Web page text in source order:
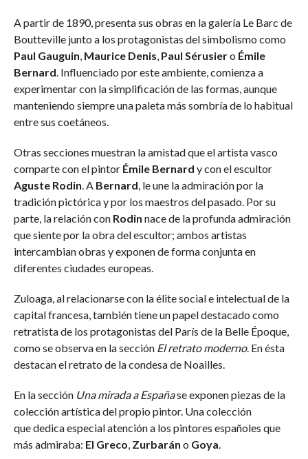
A partir de 1890, presenta sus obras en la galería Le Barc de
Boutteville junto a los protagonistas del simbolismo como
Paul Gauguin, Maurice Denis, Paul Sérusiero Émile
Bernard. Influenciado por este ambiente, comienza a
experimentar con la simplificación de las formas, aunque
manteniendo siempre una paleta más sombría de lo habitual
entre sus coetáneos.
Otras secciones muestran la amistad que el artista vasco
comparte con el pintor Émile Bernard y con el escultor
Aguste Rodin. A Bernard, le une la admiración por la
tradición pictórica y por los maestros del pasado. Por su
parte, la relación con Rodin nace de la profunda admiración
que siente por la obra del escultor; ambos artistas
intercambian obras y exponen de forma conjunta en
diferentes ciudades europeas.
Zuloaga, al relacionarse con la élite social e intelectual de la
capital francesa, también tiene un papel destacado como
retratista de los protagonistas del París de la Belle Époque,
como se observa en la sección El retrato moderno. En ésta
destacan el retrato de la condesa de Noailles.
En la sección Una mirada a Españase exponen piezas de la
colección artística del propio pintor. Una colección
que dedica especial atención a los pintores españoles que
más admiraba: El Greco, Zurbarán o Goya.